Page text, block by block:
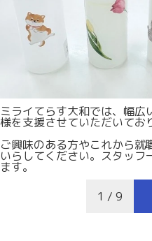
ミライてらす大和では、幅
様を支援させていただいてお
ご興味のある方やこれから就
いらしてください。スタッフ
ます。
1 / 9